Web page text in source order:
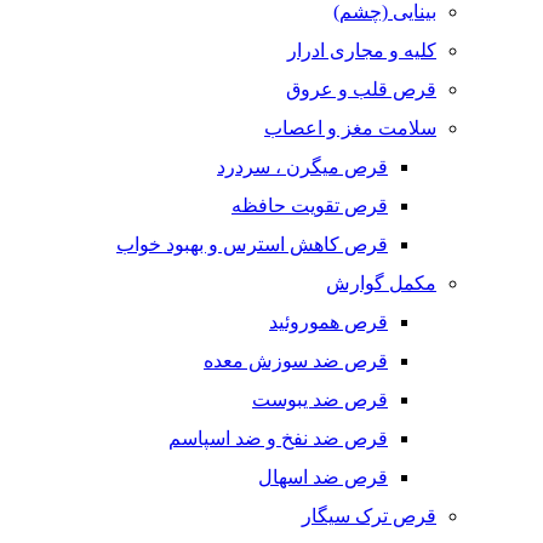
بینایی (چشم)
کلیه و مجاری ادرار
قرص قلب و عروق
سلامت مغز و اعصاب
قرص میگرن ، سردرد
قرص تقویت حافظه
قرص کاهش استرس و بهبود خواب
مکمل گوارش
قرص هموروئید
قرص ضد سوزش معده
قرص ضد یبوست
قرص ضد نفخ و ضد اسپاسم
قرص ضد اسهال
قرص ترک سیگار